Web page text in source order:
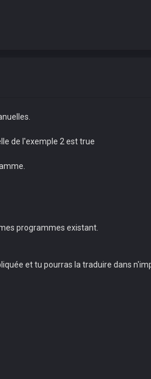
de l'exemple 2 est true
programmes existant.
et tu pourras la traduire dans